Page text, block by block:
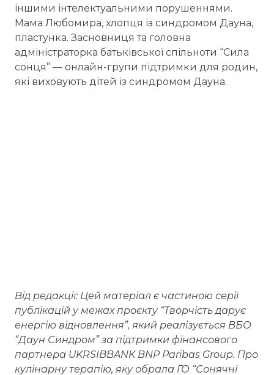
іншими інтелектуальними порушеннями.
Мама Любомира, хлопця із синдромом Дауна,
пластунка. Засновниця та головна
адміністраторка батьківської спільноти “Сила
сонця” — онлайн-групи підтримки для родин,
які виховують дітей із синдромом Дауна.
Від редакції: Цей матеріал є частиною серії
публікацій у межах проєкту “Творчість дарує
енергію відновлення”, який реалізується ВБО
“Даун Синдром” за підтримки фінансового
партнера UKRSIBBANK BNP Paribas Group. Про
кулінарну терапію, яку обрала ГО “Сонячні